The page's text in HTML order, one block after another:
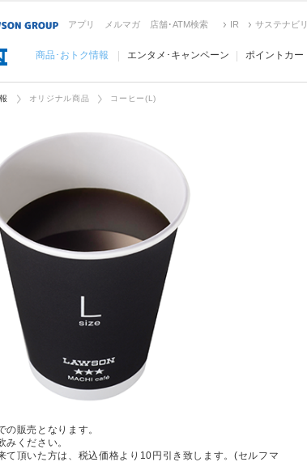
アプリ メルマガ 店舗･ATM検索 IR サステナビ
商品･おトク情報 エンタメ･キャンペーン ポイントカー
オリジナル商品 コーヒー(L)
販売となります。
ください。
頂いた方は、税込価格より10円引き致します。(セルフマ